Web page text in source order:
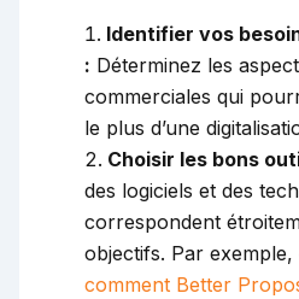
Identifier vos
: Déterminez les
commerciales qui
le plus d’une
Choisir les bons
des logiciels et des
correspondent
objectifs. Par
comment Better